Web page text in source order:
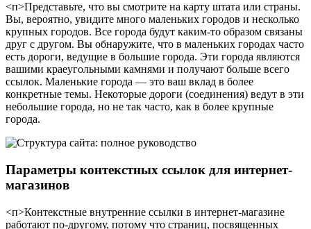
<п>Представьте, что вы смотрите на карту штата или страны.
Вы, вероятно, увидите много маленьких городов и несколько
крупных городов. Все города будут каким-то образом связаны
друг с другом. Вы обнаружите, что в маленьких городах часто
есть дороги, ведущие в большие города. Эти города являются
вашими краеугольными камнями и получают больше всего
ссылок. Маленькие города — это ваш вклад в более
конкретные темы. Некоторые дороги (соединения) ведут в эти
небольшие города, но не так часто, как в более крупные
города.
Параметры контекстных ссылок для интернет-
магазинов
<п>Контекстные внутренние ссылки в интернет-магазине
работают по-другому, потому что страниц, посвященных